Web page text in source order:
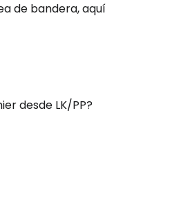
de bandera, aquí
desde LK/PP?